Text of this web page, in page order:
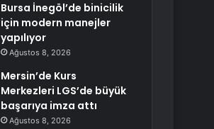
Bursa İnegöl’de binicilik
için modern manejler
yapılıyor
Ağustos 8, 2026
Mersin’de Kurs
Merkezleri LGS’de büyük
başarıya imza attı
Ağustos 8, 2026